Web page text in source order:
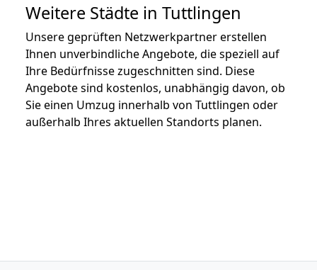
Weitere Städte in Tuttlingen
Unsere geprüften Netzwerkpartner erstellen
Ihnen unverbindliche Angebote, die speziell auf
Ihre Bedürfnisse zugeschnitten sind. Diese
Angebote sind kostenlos, unabhängig davon, ob
Sie einen Umzug innerhalb von Tuttlingen oder
außerhalb Ihres aktuellen Standorts planen.